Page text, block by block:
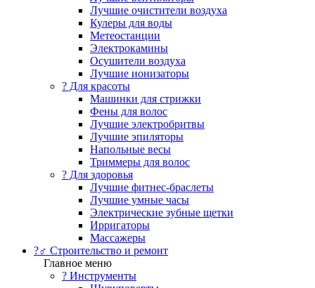
Лучшие очистители воздуха
Кулеры для воды
Метеостанции
Электрокамины
Осушители воздуха
Лучшие ионизаторы
? Для красоты
Машинки для стрижки
Фены для волос
Лучшие электробритвы
Лучшие эпиляторы
Напольные весы
Триммеры для волос
? Для здоровья
Лучшие фитнес-браслеты
Лучшие умные часы
Электрические зубные щетки
Ирригаторы
Массажеры
?‍♂️ Строительство и ремонт
Главное меню
?️ Инструменты